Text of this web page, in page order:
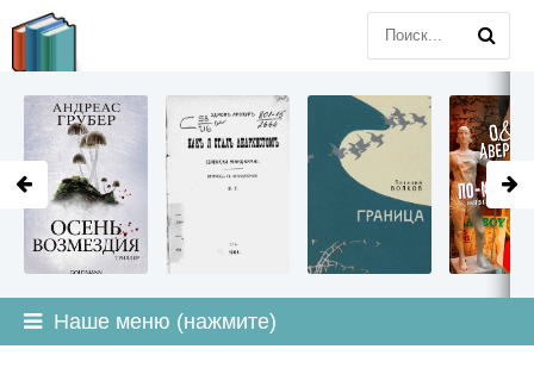
Наше меню (нажмите)
LITMIR.ORG